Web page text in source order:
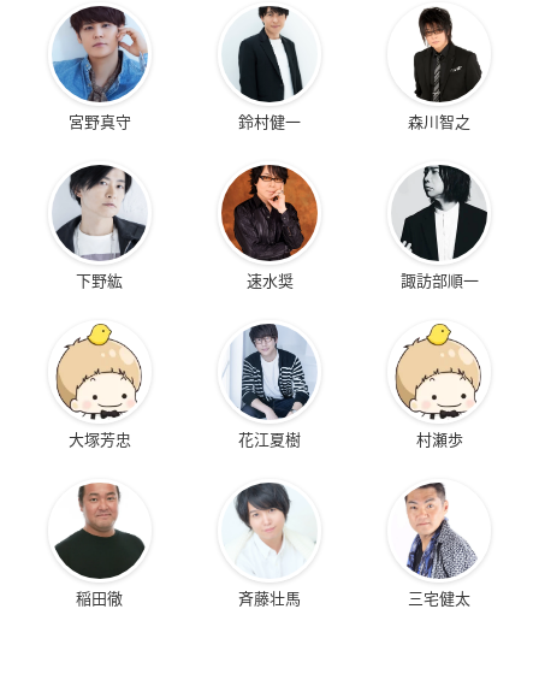
宮野真守 鈴村健一 森川智之
下野紘 速水奨 諏訪部順一
大塚芳忠 花江夏樹 村瀬歩
稲田徹 斉藤壮馬 三宅健太